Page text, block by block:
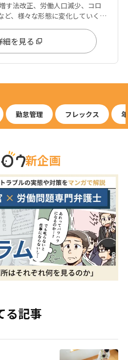
す法改正、労働人口減少、コロ
ど、様々な形態に変化していく働
細を見る
勤怠管理 フレックス
新企画
る記事